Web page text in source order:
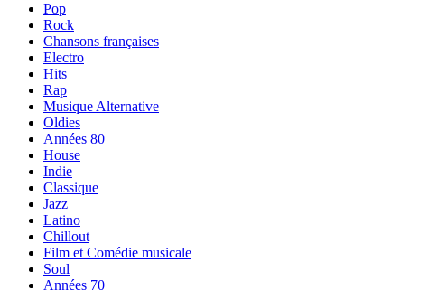
Pop
Rock
Chansons françaises
Electro
Hits
Rap
Musique Alternative
Oldies
Années 80
House
Indie
Classique
Jazz
Latino
Chillout
Film et Comédie musicale
Soul
Années 70